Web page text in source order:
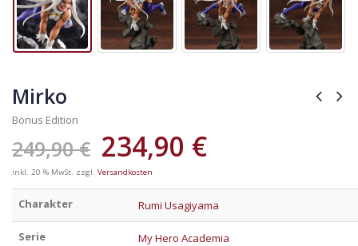
Mirko
Bonus Edition
249,90€ 234,90 €
inkl. 20 % MwSt. zzgl. Versandkosten
Charakter Rumi Usagiyama
Serie My Hero Academia